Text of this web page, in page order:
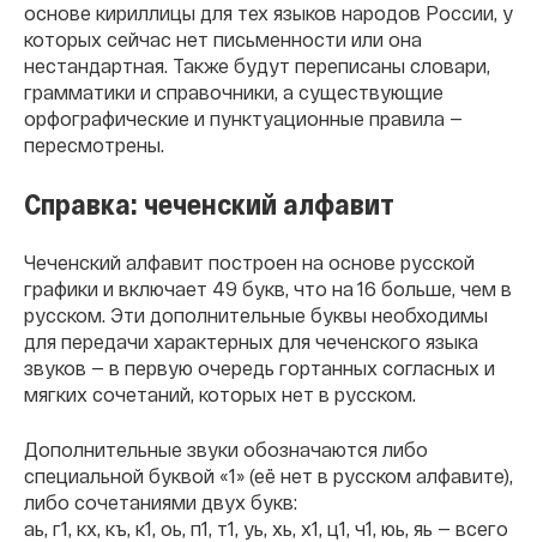
основе кириллицы для тех языков народов России, у
которых сейчас нет письменности или она
нестандартная. Также будут переписаны словари,
грамматики и справочники, а существующие
орфографические и пунктуационные правила —
пересмотрены.
Справка: чеченский алфавит
Чеченский алфавит построен на основе русской
графики и включает 49 букв, что на 16 больше, чем в
русском. Эти дополнительные буквы необходимы
для передачи характерных для чеченского языка
звуков — в первую очередь гортанных согласных и
мягких сочетаний, которых нет в русском.
Дополнительные звуки обозначаются либо
специальной буквой «1» (её нет в русском алфавите),
либо сочетаниями двух букв:
аь, г1, кх, къ, к1, оь, п1, т1, уь, хь, х1, ц1, ч1, юь, яь — всего